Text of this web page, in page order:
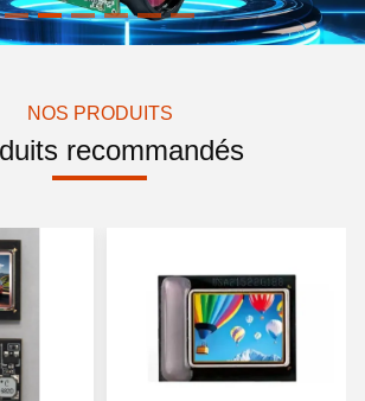
NOS PRODUITS
recommandés